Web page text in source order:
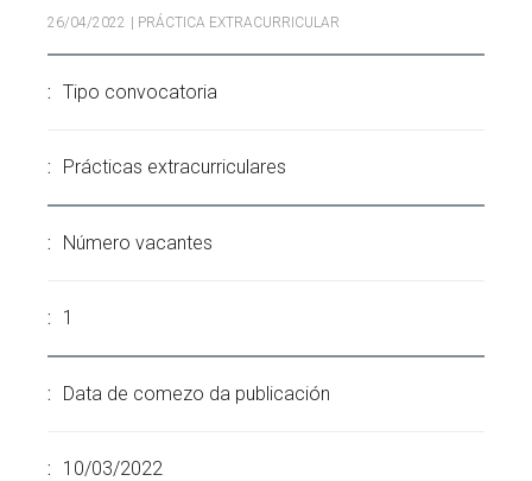
Ciencia y sociedad
Comunicación
Igualdad
Search
por:
26/04/2022 | PRÁCTICA EXTRACURRICULAR
Tipo convocatoria
Prácticas extracurriculares
Número vacantes
1
Data de comezo da publicación
10/03/2022